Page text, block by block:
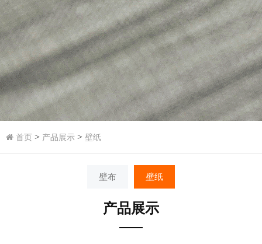
首页 > 产品展示 > 壁纸
壁布 壁纸
产品展示